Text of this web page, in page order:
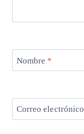
Nombre *
Correo electrónico